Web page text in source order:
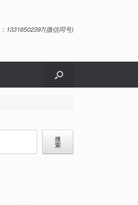
13316502397(微信同号)
搜
索